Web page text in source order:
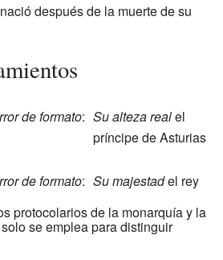
después de la muerte de su
de formato: Su alteza realel
príncipe de Asturias
de formato: Su majestadel rey
protocolarios de la monarquía y la
solo se emplea para distinguir